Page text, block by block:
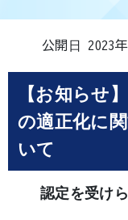
公開日 2023年
【お知らせ
の適正化に
い
認定を受け